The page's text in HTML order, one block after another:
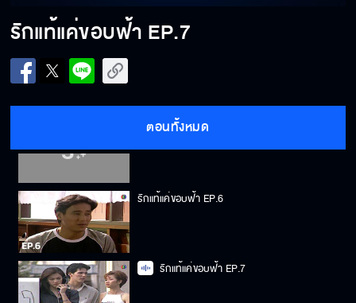
รักแท้แค่ขอบฟ้า EP.7
ตอนทั้งหมด
รักแท้แค่ขอบฟ้า EP.5
รักแท้แค่ขอบฟ้า EP.6
รักแท้แค่ขอบฟ้า EP.7